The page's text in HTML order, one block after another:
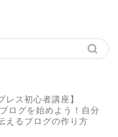
レス初心者講座】
ログを始めよう！自分
えるブログの作り方